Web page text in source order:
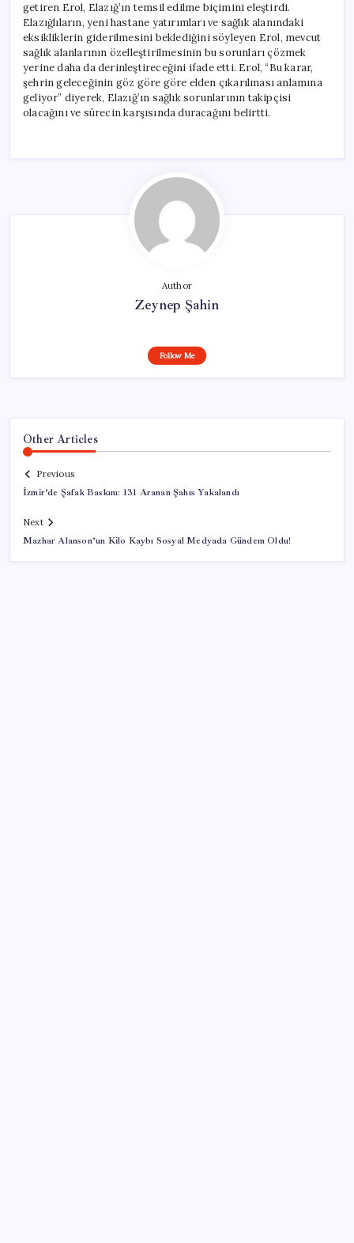
getiren Erol, Elazığ’ın temsil edilme biçimini eleştirdi.
Elazığlıların, yeni hastane yatırımları ve sağlık alanındaki
eksikliklerin giderilmesini beklediğini söyleyen Erol, mevcut
sağlık alanlarının özelleştirilmesinin bu sorunları çözmek
yerine daha da derinleştireceğini ifade etti. Erol, “Bu karar,
şehrin geleceğinin göz göre göre elden çıkarılması anlamına
geliyor” diyerek, Elazığ’ın sağlık sorunlarının takipçisi
olacağını ve sürecin karşısında duracağını belirtti.
Author
Zeynep Şahin
Follow Me
Other Articles
Previous
İzmir’de Şafak Baskını: 131 Aranan Şahıs Yakalandı
Next
Mazhar Alanson’un Kilo Kaybı Sosyal Medyada Gündem Oldu!